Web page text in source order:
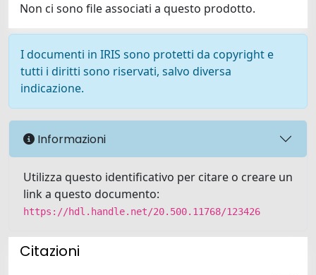
Non ci sono file associati a questo prodotto.
I documenti in IRIS sono protetti da copyright e
tutti i diritti sono riservati, salvo diversa
indicazione.
Informazioni
Utilizza questo identificativo per citare o creare un
link a questo documento:
https://hdl.handle.net/20.500.11768/123426
Citazioni